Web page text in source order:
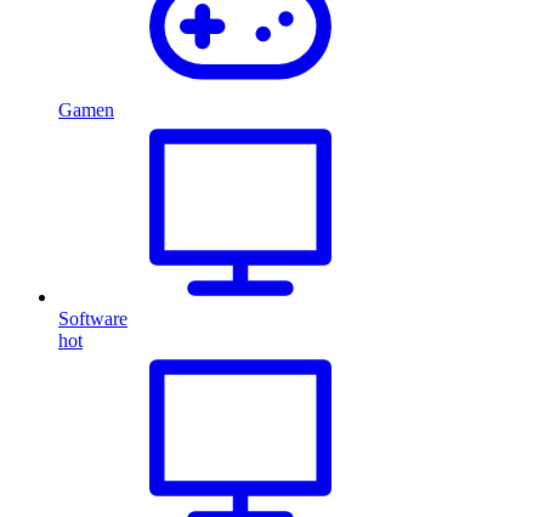
Gamen
Software
hot